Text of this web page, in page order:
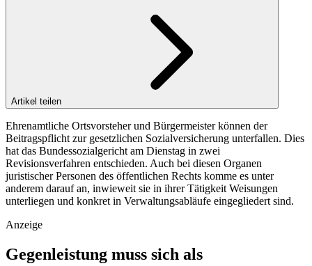
Artikel teilen
Ehrenamtliche Ortsvorsteher und Bürgermeister können der
Beitragspflicht zur gesetzlichen Sozialversicherung unterfallen. Dies
hat das Bundessozialgericht am Dienstag in zwei
Revisionsverfahren entschieden. Auch bei diesen Organen
juristischer Personen des öffentlichen Rechts komme es unter
anderem darauf an, inwieweit sie in ihrer Tätigkeit Weisungen
unterliegen und konkret in Verwaltungsabläufe eingegliedert sind.
Anzeige
Gegenleistung muss sich als